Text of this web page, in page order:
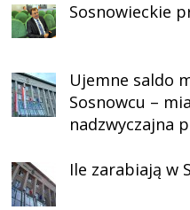
Sosnowieckie
Ujemne saldo
Sosnowcu –
nadzwyczajna
Ile zarabiają w